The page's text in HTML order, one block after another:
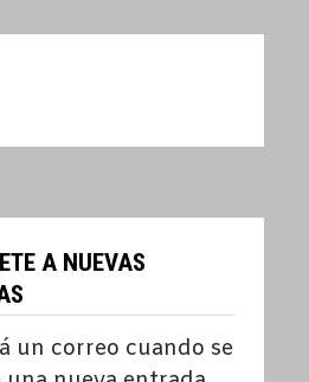
A NUEVAS
un correo cuando se